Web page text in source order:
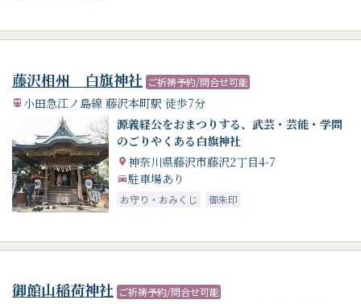
藤沢相州 白旗神社 ご祈祷予約/問合せ可能
小田急江ノ島線 藤沢本町駅 徒歩7分
源義経公をおまつりする、武芸・芸能・学問
のごりやくある白旗神社
神奈川県藤沢市藤沢2丁目4-7
駐車場あり
お守り・おみくじ 御朱印
御館山稲荷神社 ご祈祷予約/問合せ可能